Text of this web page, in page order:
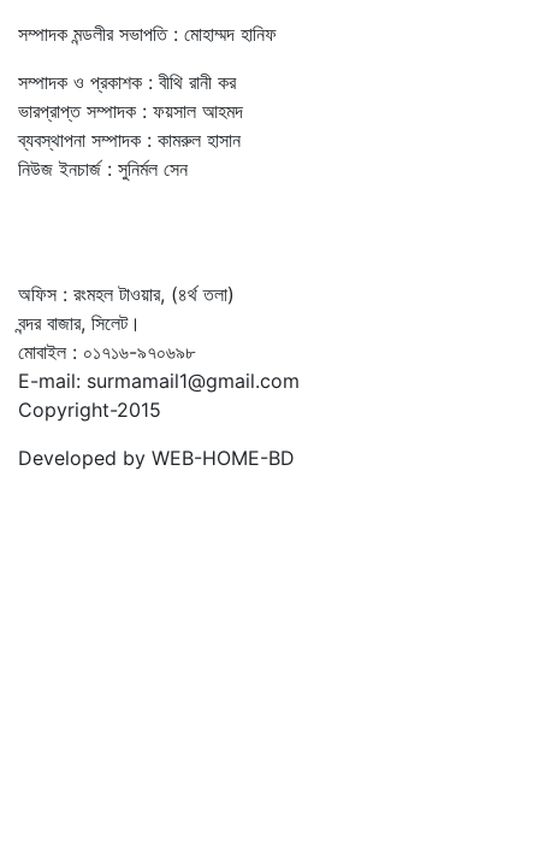
সম্পাদক মন্ডলীর সভাপতি : মোহাম্মদ হানিফ
সম্পাদক ও প্রকাশক : বীথি রানী কর
ভারপ্রাপ্ত সম্পাদক : ফয়সাল আহমদ
ব্যবস্থাপনা সম্পাদক : কামরুল হাসান
নিউজ ইনচার্জ : সুনির্মল সেন
অফিস : রংমহল টাওয়ার, (৪র্থ তলা)
বন্দর বাজার, সিলেট।
মোবাইল : ০১৭১৬-৯৭০৬৯৮
E-mail: surmamail1@gmail.com
Copyright-2015
Developed by WEB-HOME-BD